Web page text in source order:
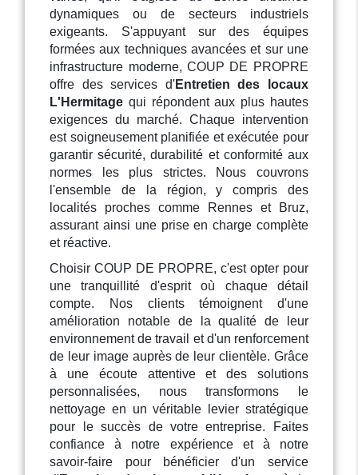
dynamiques ou de secteurs industriels
exigeants. S'appuyant sur des équipes
formées aux techniques avancées et sur une
infrastructure moderne, COUP DE PROPRE
offre des services d'Entretien des locaux
L'Hermitage qui répondent aux plus hautes
exigences du marché. Chaque intervention
est soigneusement planifiée et exécutée pour
garantir sécurité, durabilité et conformité aux
normes les plus strictes. Nous couvrons
l'ensemble de la région, y compris des
localités proches comme Rennes et Bruz,
assurant ainsi une prise en charge complète
et réactive.
Choisir COUP DE PROPRE, c'est opter pour
une tranquillité d'esprit où chaque détail
compte. Nos clients témoignent d'une
amélioration notable de la qualité de leur
environnement de travail et d'un renforcement
de leur image auprès de leur clientèle. Grâce
à une écoute attentive et des solutions
personnalisées, nous transformons le
nettoyage en un véritable levier stratégique
pour le succès de votre entreprise. Faites
confiance à notre expérience et à notre
savoir-faire pour bénéficier d'un service